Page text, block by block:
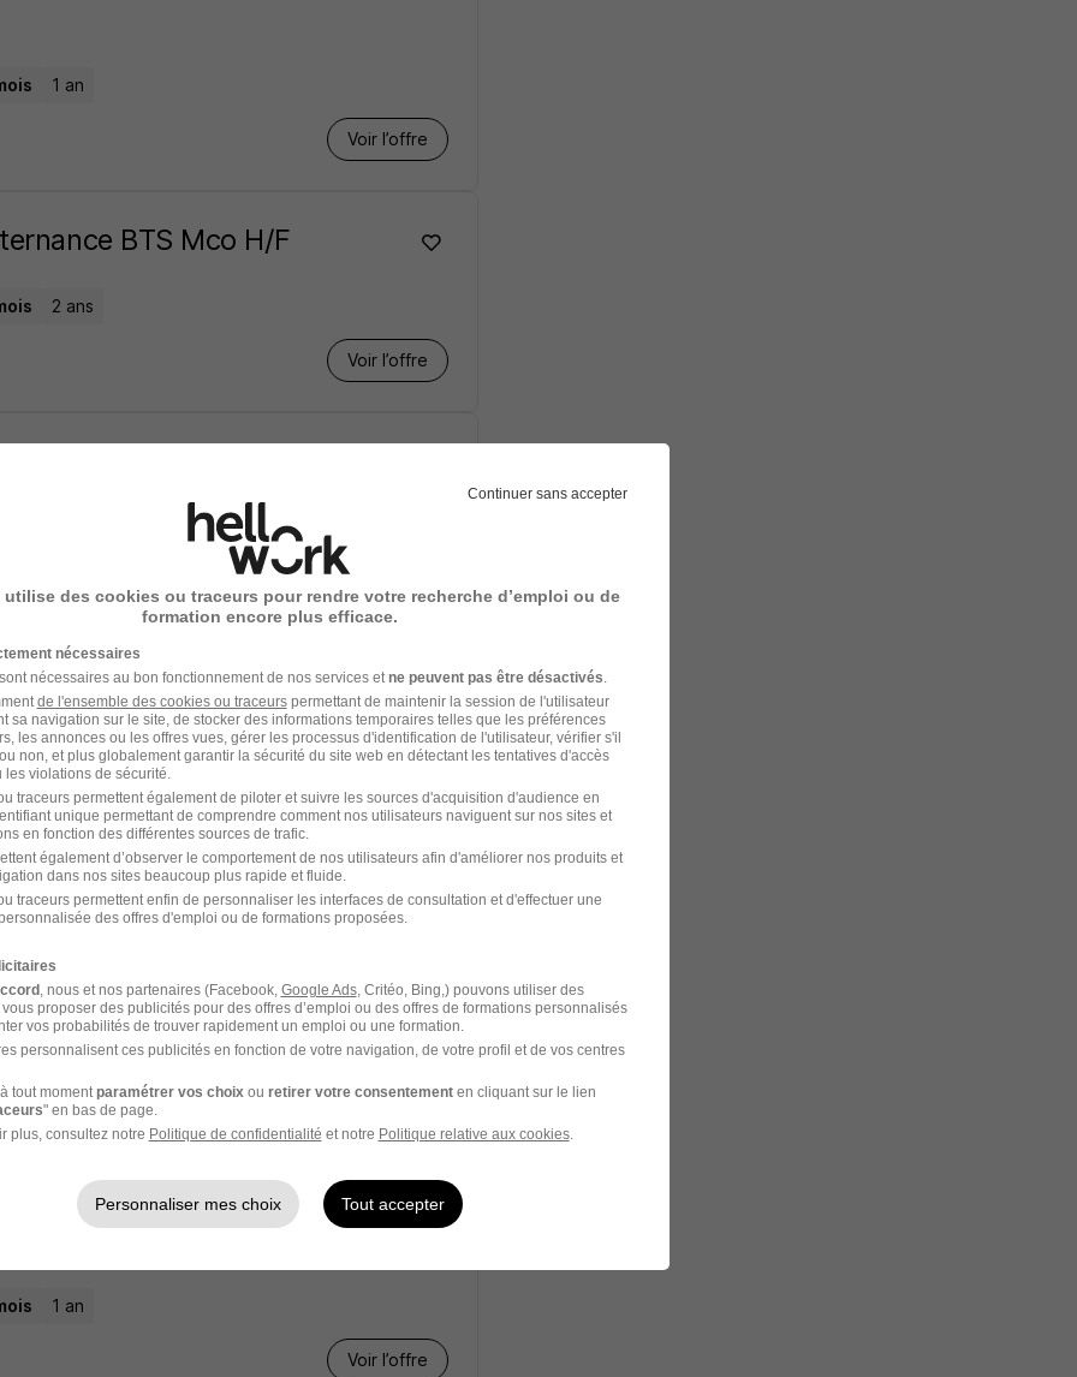
1 an
Voir l’offre
BTS Mco H/F
2 ans
Voir l’offre
Marketing & Pilotage
Voir l’offre
& Gestion de
1 an
+3 Chargé des
2 ans
Voir l’offre
d'Activité H/F
1 an
Voir l’offre
Continuer sans accepter
utilise des cookies ou traceurs pour rendre votre recherche d’emploi ou de
formation encore plus efficace.
nécessaires
nécessaires au bon fonctionnement de nos services et ne peuvent pas être désactivés
de l'ensemble des cookies ou traceurspermettant de maintenir la session de l'utilisateur
sa navigation sur le site, de stocker des informations temporaires telles que les préférences
les annonces ou les offres vues, gérer les processus d'identification de l'utilisateur, vérifier s'il
non, et plus globalement garantir la sécurité du site web en détectant les tentatives d'accès
violations de sécurité.
traceurs permettent également de piloter et suivre les sources d'acquisition d'audience en
unique permettant de comprendre comment nos utilisateurs naviguent sur nos sites et
en fonction des différentes sources de trafic.
également d’observer le comportement de nos utilisateurs afin d'améliorer nos produits et
dans nos sites beaucoup plus rapide et fluide.
traceurs permettent enfin de personnaliser les interfaces de consultation et d'effectuer une
des offres d'emploi ou de formations proposées.
, nous et nos partenaires (Facebook, Google Ads, Critéo, Bing,) pouvons utiliser des
proposer des publicités pour des offres d’emploi ou des offres de formations personnalisés
vos probabilités de trouver rapidement un emploi ou une formation.
personnalisent ces publicités en fonction de votre navigation, de votre profil et de vos centres
tout moment paramétrer vos choix ou retirer votre consentementen cliquant sur le lien
" en bas de page.
plus, consultez notre Politique de confidentialité et notre Politique relative aux cookies.
Personnaliser mes choix Tout accepter